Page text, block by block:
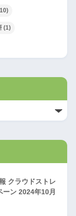
(1)
クラウドストレ
ン 2024年10月